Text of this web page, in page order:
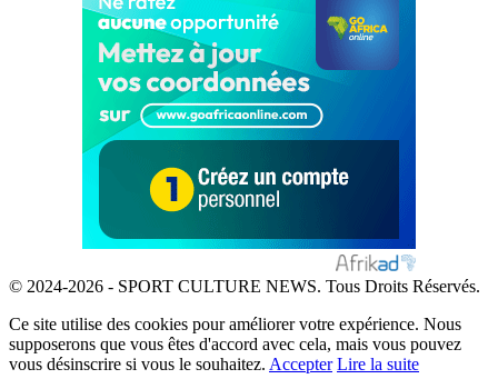
© 2024-2026 - SPORT CULTURE NEWS. Tous Droits Réservés.
Ce site utilise des cookies pour améliorer votre expérience. Nous
supposerons que vous êtes d'accord avec cela, mais vous pouvez
vous désinscrire si vous le souhaitez. Accepter Lire la suite